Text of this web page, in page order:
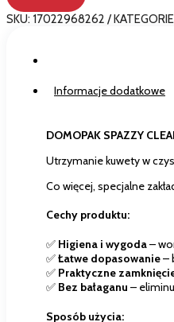
Worki
do
worków
SKU: 17022968262
Informacje dodatkowe
DOMOPAK SPAZZY
Utrzymanie kuwety w
Co więcej, specjalne
Cechy produktu:
✅ Higiena i wygoda–
✅Łatwe dopasowanie–
✅ Praktyczne
✅ Bez bałaganu –
Sposób użycia: